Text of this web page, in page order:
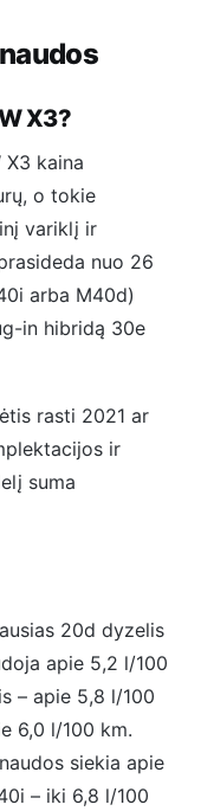
X3?
X3 kaina
o tokie
variklį ir
nuo 26
arba M40d)
in hibridą 30e
rasti 2021 ar
ir
suma
20d dyzelis
apie 5,2 l/100
– apie 5,8 l/100
6,0 l/100 km.
siekia apie
– iki 6,8 l/100